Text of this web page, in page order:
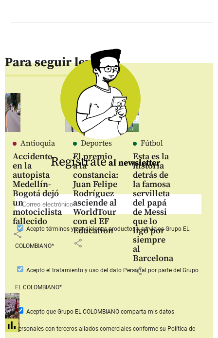
Para seguir leyendo
Antioquia
Accidente
en la
autopista
Medellín-
Bogotá dejó
un
motociclista
fallecido
share
Deportes
El premio
a la
constancia:
Juan Felipe
Rodríguez
asciende al
WorldTour
con el EF
Education
share
Fútbol
Esta es la
historia
detrás de
la famosa
servilleta
del papá
de Messi
que lo
ligó por
siempre
al
Barcelona
share
Regístrateal newsletter
Aceptotérminos y condiciones productos y serviciosGrupo EL
COLOMBIANO*
Acepto el tratamiento y uso del dato Personal por parte del Grupo
EL COLOMBIANO*
Acepto que Grupo EL COLOMBIANOcomparta mis datos
personales con terceros aliados comerciales conforme su Política de